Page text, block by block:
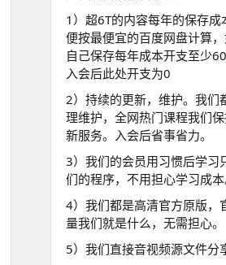
1）超6T的内容每年的保存成
便按最便宜的百度网盘计算
自己保存每年成本开支至少
入会后此处开支为0
2）持续的更新，维护。我们
理维护，全网热门课程我们
新服务。入会后省事省力。
3）我们的会员用习惯后学习
们的程序，不用担心学习成本
4）我们都是高清官方原版，
量我们就是什么，无需担心。
5）我们直接音视频源文件分